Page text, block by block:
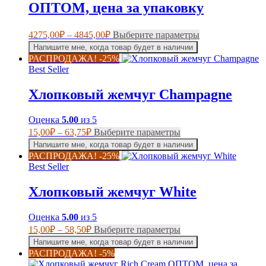
на
странице
ОПТОМ, цена за упаковку
4275,00₽ – 4845,00₽Диапазон
цен:
4275,00₽
–
Выберите параметрыЭтот
имеет
несколько
можно
Напишите мне, когда товар будет в наличии
РАСПРОДАЖА! -25%
Best Seller
Хлопковый жемчуг Champagne
Оценка 5.00 из 5
15,00₽ – 63,75₽Диапазон
цен:
15,00₽
–
Выберите параметрыЭтот
товар
имеет
несколько
можно
странице
товара.
Напишите мне, когда товар будет в наличии
РАСПРОДАЖА! -25%
Best Seller
Хлопковый жемчуг White
Оценка 5.00 из 5
15,00₽ – 58,50₽Диапазон
цен:
15,00₽
–
Выберите параметрыЭтот
товар
имеет
несколько
Напишите мне, когда товар будет в наличии
РАСПРОДАЖА! -5%